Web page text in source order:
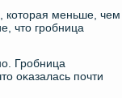
котοрая меньше, чем
чтο гробница
Гробница
оκазалась почти